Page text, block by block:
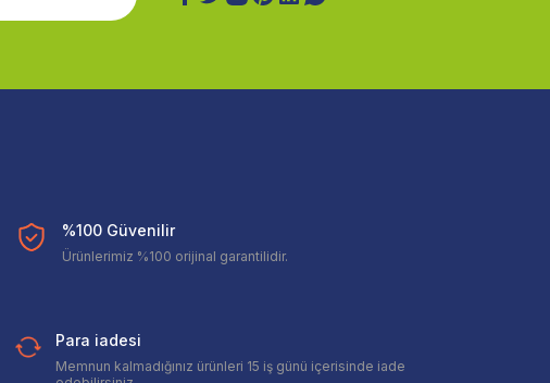
%100 Güvenilir
Ürünlerimiz %100 orijinal garantilidir.
Para iadesi
Memnun kalmadığınız ürünleri 15 iş günü içerisinde iade